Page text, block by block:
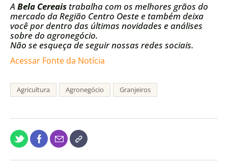
A Bela Cereais trabalha com os melhores grãos do
mercado da Região Centro Oeste e também deixa
você por dentro das últimas novidades e análises
sobre do agronegócio.
Não se esqueça de seguir nossas redes sociais.
Acessar Fonte da Notícia
Agricultura Agronegócio Granjeiros